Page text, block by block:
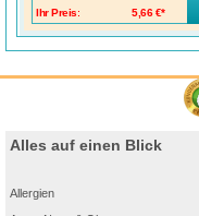
Ihr Preis:
5,66 €*
Alles auf einen Blick
Allergien